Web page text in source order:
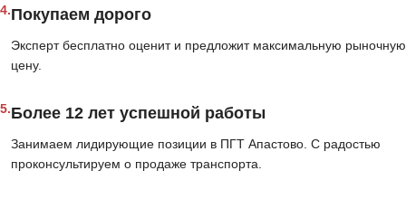
4.Покупаем дорого
Эксперт бесплатно оценит и предложит максимальную рыночную
цену.
5.Более 12 лет успешной работы
Занимаем лидирующие позиции в ПГТ Апастово. С радостью
проконсультируем о продаже транспорта.